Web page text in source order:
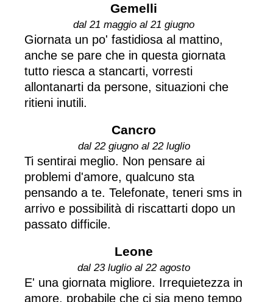
Gemelli
dal 21 maggio al 21 giugno
Giornata un po' fastidiosa al mattino,
anche se pare che in questa giornata
tutto riesca a stancarti, vorresti
allontanarti da persone, situazioni che
ritieni inutili.
Cancro
dal 22 giugno al 22 luglio
Ti sentirai meglio. Non pensare ai
problemi d'amore, qualcuno sta
pensando a te. Telefonate, teneri sms in
arrivo e possibilità di riscattarti dopo un
passato difficile.
Leone
dal 23 luglio al 22 agosto
E' una giornata migliore. Irrequietezza in
amore, probabile che ci sia meno tempo